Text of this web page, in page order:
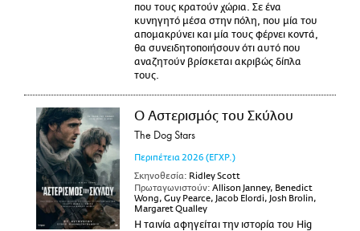
που τους κρατούν χώρια. Σε ένα
κυνηγητό μέσα στην πόλη, που μία του
απομακρύνει και μία τους φέρνει κοντά,
θα συνειδητοποιήσουν ότι αυτό που
αναζητούν βρίσκεται ακριβώς δίπλα
τους.
Ο Αστερισμός του Σκύλου
The Dog Stars
Περιπέτεια 2026 (ΕΓΧΡ.)
Σκηνοθεσία: Ridley Scott
Πρωταγωνιστούν: Allison Janney, Benedict
Wong, Guy Pearce, Jacob Elordi, Josh Brolin,
Margaret Qualley
Η ταινία αφηγείται την ιστορία του Hig